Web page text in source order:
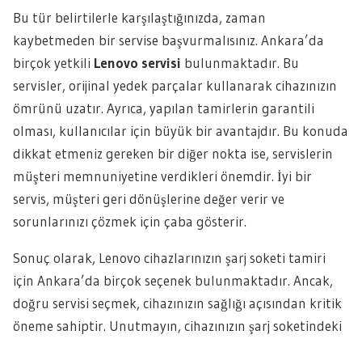
Bu tür belirtilerle karşılaştığınızda, zaman
kaybetmeden bir servise başvurmalısınız. Ankara’da
birçok yetkili Lenovo servisi bulunmaktadır. Bu
servisler, orijinal yedek parçalar kullanarak cihazınızın
ömrünü uzatır. Ayrıca, yapılan tamirlerin garantili
olması, kullanıcılar için büyük bir avantajdır. Bu konuda
dikkat etmeniz gereken bir diğer nokta ise, servislerin
müşteri memnuniyetine verdikleri önemdir. İyi bir
servis, müşteri geri dönüşlerine değer verir ve
sorunlarınızı çözmek için çaba gösterir.
Sonuç olarak, Lenovo cihazlarınızın şarj soketi tamiri
için Ankara’da birçok seçenek bulunmaktadır. Ancak,
doğru servisi seçmek, cihazınızın sağlığı açısından kritik
öneme sahiptir. Unutmayın, cihazınızın şarj soketindeki